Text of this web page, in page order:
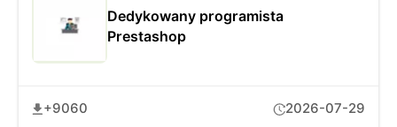
Dedykowany programista
Prestashop
+9060 2026-07-29